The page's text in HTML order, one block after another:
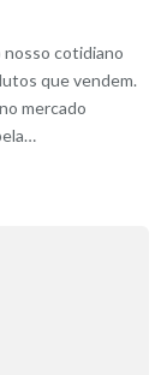
cotidiano
que vendem.
mercado
…